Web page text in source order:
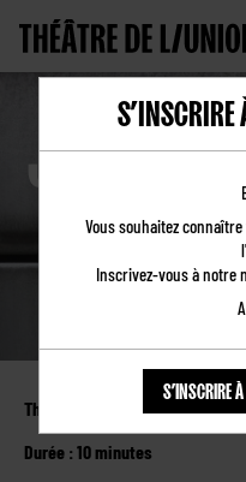
JE VIENS
TOI
Théâtre de l’Union
Durée : 10 minutes
S’INSCRIRE
Vous souhaitez
Inscrivez-vous à notre
S’INSCRIRE